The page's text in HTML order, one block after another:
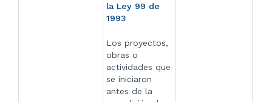
la Ley 99 de
1993
Los proyectos,
obras o
actividades que
se iniciaron
antes de la